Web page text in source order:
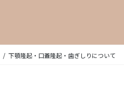
下顎隆起・口蓋隆起・歯ぎしりについて